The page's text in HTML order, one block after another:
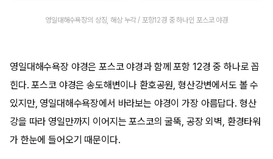
영일대해수욕장의 상징, 해상 누각 / 포항12경 중 하나인 포스코 야경
영일대해수욕장 야경은 포스코 야경과 함께 포항 12경 중 하나로 꼽
힌다. 포스코 야경은 송도해변이나 환호공원, 형산강변에서도 볼 수
있지만, 영일대해수욕장에서 바라보는 야경이 가장 아름답다. 형산
강을 따라 영일만까지 이어지는 포스코의 굴뚝, 공장 외벽, 환경타워
가 한눈에 들어오기 때문이다.